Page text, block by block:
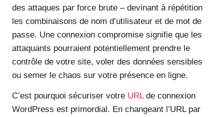
des attaques par force brute – devinant à répétition
les combinaisons de nom d’utilisateur et de mot de
passe. Une connexion compromise signifie que les
attaquants pourraient potentiellement prendre le
contrôle de votre site, voler des données sensibles
ou semer le chaos sur votre présence en ligne.
C’est pourquoi sécuriser votre URLde connexion
WordPress est primordial. En changeant l’URL par